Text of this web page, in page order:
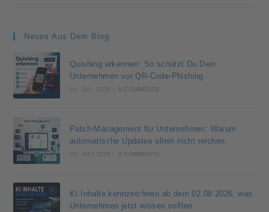
Neues Aus Dem Blog
Quishing erkennen: So schützt Du Dein
Unternehmen vor QR-Code-Phishing
29. JULI 2026 0 COMMENTS
Patch-Management für Unternehmen: Warum
automatische Updates allein nicht reichen
22. JULI 2026 0 COMMENTS
KI Inhalte kennzeichnen ab dem 02.08.2026, was
Unternehmen jetzt wissen sollten